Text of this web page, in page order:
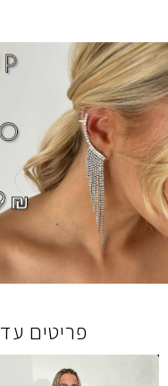
פריטים עד 99 ש"ח בלבד! >>